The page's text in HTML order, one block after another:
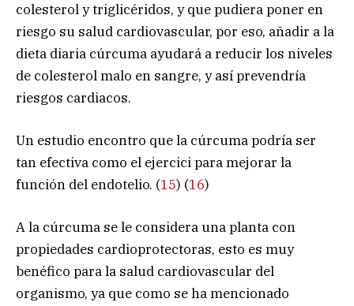
colesterol y triglicéridos, y que pudiera poner en
riesgo su salud cardiovascular, por eso, añadir a la
dieta diaria cúrcuma ayudará a reducir los niveles
de colesterol malo en sangre, y así prevendría
riesgos cardiacos.
Un estudio encontro que la cúrcuma podría ser
tan efectiva como el ejercici para mejorar la
función del endotelio. (15) (16)
A la cúrcuma se le considera una planta con
propiedades cardioprotectoras, esto es muy
benéfico para la salud cardiovascular del
organismo, ya que como se ha mencionado